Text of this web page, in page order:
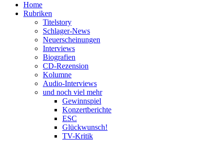
Home
Rubriken
Titelstory
Schlager-News
Neuerscheinungen
Interviews
Biografien
CD-Rezension
Kolumne
Audio-Interviews
und noch viel mehr
Gewinnspiel
Konzertberichte
ESC
Glückwunsch!
TV-Kritik